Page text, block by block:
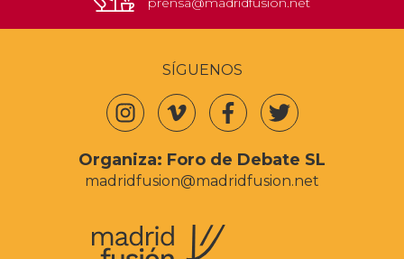
SÍGUENOS
Organiza: Foro de Debate SL
madridfusion@madridfusion.net